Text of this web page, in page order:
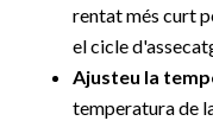
rentat més curt
el cicle
Ajusteu la
temperatura de